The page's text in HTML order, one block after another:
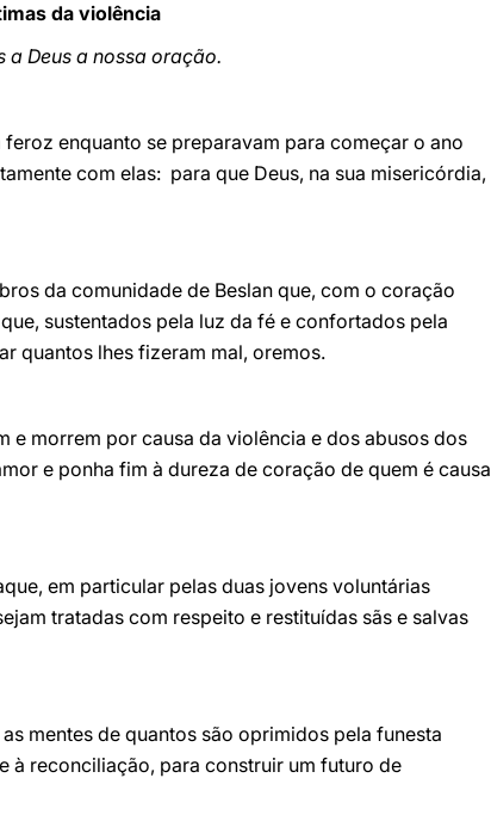
da violência
a Deus a nossa oração.
enquanto se preparavam para começar o ano
com elas: para que Deus, na sua misericórdia,
da comunidade de Beslan que, com o coração
sustentados pela luz da fé e confortados pela
quantos lhes fizeram mal, oremos.
e morrem por causa da violência e dos abusos dos
e ponha fim à dureza de coração de quem é causa
em particular pelas duas jovens voluntárias
tratadas com respeito e restituídas sãs e salvas
mentes de quantos são oprimidos pela funesta
à reconciliação, para construir um futuro de